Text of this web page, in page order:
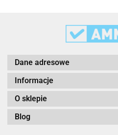
Dane adresowe
Informacje
O sklepie
Blog